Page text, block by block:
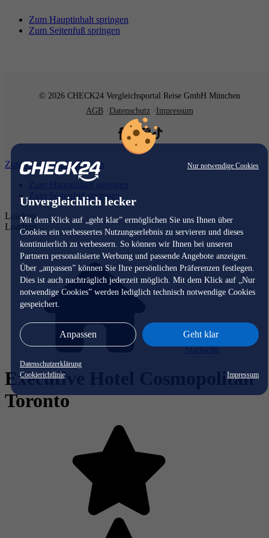
Nur notwendige Cookies
Unvergleichlich lecker
Mit dem Klick auf „geht klar” ermöglichen Sie uns Ihnen über
Cookies ein verbessertes Nutzungserlebnis zu servieren und dieses
kontinuierlich zu verbessern. So können wir Ihnen bei unseren
Partnern personalisierte Werbung und passende Angebote anzeigen.
Über „anpassen” können Sie Ihre persönlichen Präferenzen festlegen.
Dies ist auch nachträglich jederzeit möglich. Mit dem Klick auf „Nur
notwendige Cookies” werden lediglich technisch notwendige Cookies
gespeichert.
Anpassen Geht klar
Datenschutzerklärung
Cookierichtlinie
Impressum
Zum Hauptinhalt springen
Zum Seitenfuß springen
© 2026 CHECK24 Vergleichsportal Reise GmbH München
AGB
Datenschutz Impressum
Zum Hauptinhalt springen
Zum Hauptinhalt springen
Zum Seitenfuß springen
Loading...
Loading...
Startseite
Executive Hotel Cosmopolitan
Toronto